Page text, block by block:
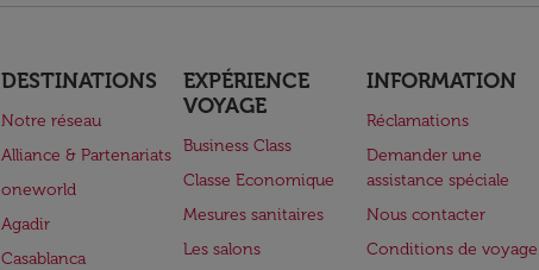
DESTINATIONS
Notre réseau
Alliance & Partenariats
oneworld
Agadir
Casablanca
EXPÉRIENCE
VOYAGE
Business Class
Classe Economique
Mesures sanitaires
Les salons
INFORMATION
Réclamations
Demander une
assistance spéciale
Nous contacter
Conditions de voyage